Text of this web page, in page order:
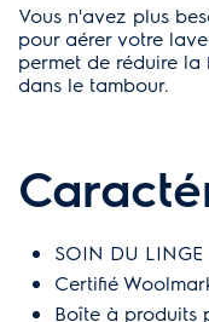
Vous n'avez plus
pour aérer votre
permet de réduire la
dans le tambour.
SOIN DU LINGE
Certifié
Boîte à produits